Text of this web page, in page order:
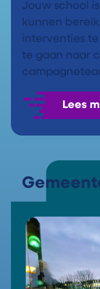
Jouw school
kunnen
interventies
te gaan naar
Lees